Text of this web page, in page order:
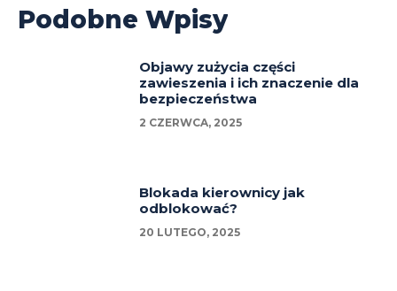
Podobne Wpisy
Objawy zużycia części
zawieszenia i ich znaczenie dla
bezpieczeństwa
2 CZERWCA, 2025
Blokada kierownicy jak
odblokować?
20 LUTEGO, 2025